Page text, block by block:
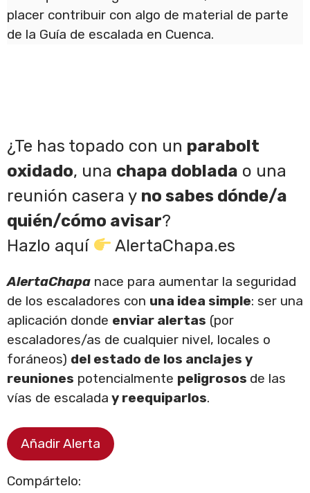
placer contribuir con algo de material de parte
de la Guía de escalada en Cuenca.
¿Te has topado con un parabolt
oxidado, una chapa doblada o una
reunión casera y no sabes dónde/a
quién/cómo avisar?
Hazlo aquí
AlertaChapa.es
AlertaChapa nace para aumentar la seguridad
de los escaladores con una idea simple: ser una
aplicación donde enviar alertas (por
escaladores/as de cualquier nivel, locales o
foráneos) del estado de los anclajes y
reuniones potencialmente peligrosos de las
vías de escalada y reequiparlos.
Añadir Alerta
Compártelo: